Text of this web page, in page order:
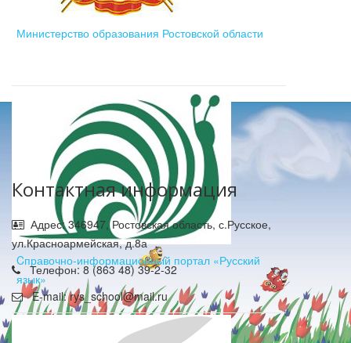
Министерство образования Ростовской области
Cправочно-информационный портал «Русский
язык»
Контактная информация
Адрес: 346947, Ростовская область, с.Русское,
ул.Красноармейская, д.8а
Телефон: 8 (863 48) 39-2-32
E-mail: rys_school@mail.ru